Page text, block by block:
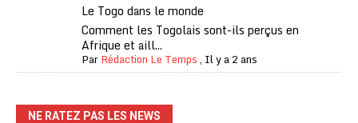
Le Togo dans le monde
Comment les Togolais sont-ils perçus en
Afrique et aill...
ParRédaction Le Temps, Il y a 2 ans
NE RATEZ PAS LES NEWS